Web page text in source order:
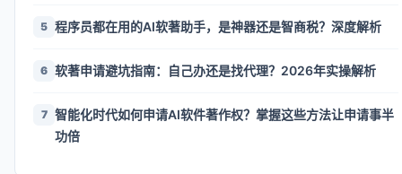
5 程序员都在用的AI软著助手，是神器还是智商税？深度解析
6 软著申请避坑指南：自己办还是找代理？2026年实操解析
7 智能化时代如何申请AI软件著作权？掌握这些方法让申请事半
功倍